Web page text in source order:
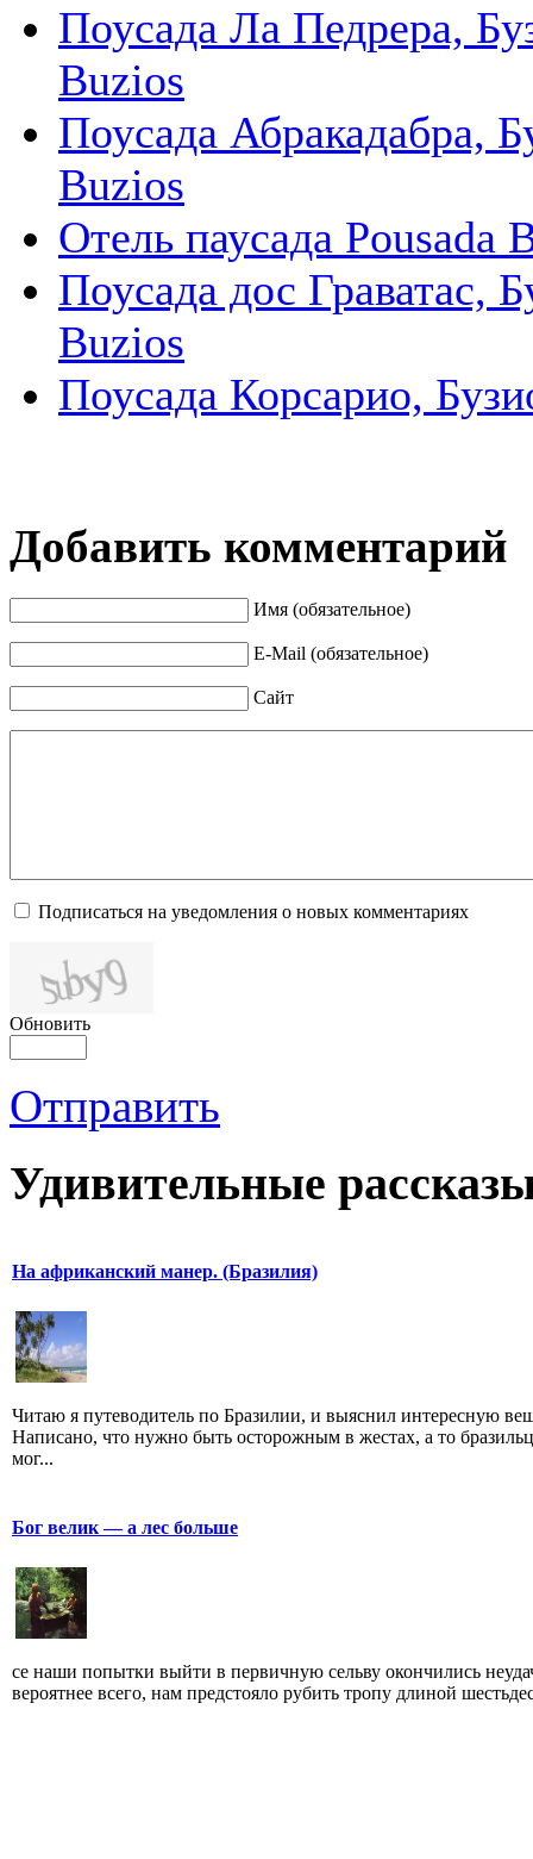
Поусада Ла Педрера,
Buzios
Поусада Абракадабра,
Buzios
Отель паусада Pousada
Поусада дос Граватас,
Buzios
Поусада Корсарио,
Добавить комментарий
Имя (обязательное)
E-Mail (обязательное)
Сайт
Подписаться на уведомления о новых комментариях
Обновить
Отправить
Удивительные
На африканский манер. (Бразилия)
Читаю я путеводитель по Бразилии, и выяснил интересную
Написано, что нужно быть осторожным в жестах, а то
мог...
Бог велик — а лес больше
се наши попытки выйти в первичную сельву окончились
вероятнее всего, нам предстояло рубить тропу длиной